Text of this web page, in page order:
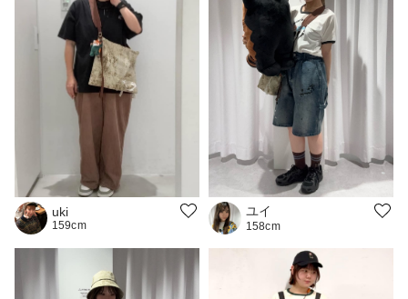
uki
159cm
ユイ
158cm